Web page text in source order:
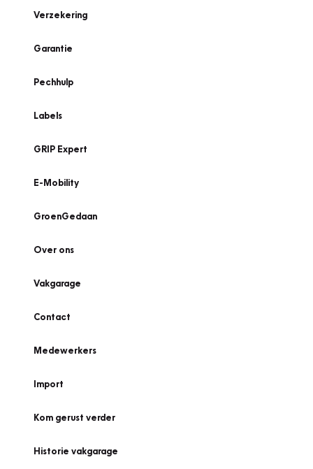
Verzekering
Garantie
Pechhulp
Labels
GRIP Expert
E-Mobility
GroenGedaan
Over ons
Vakgarage
Contact
Medewerkers
Import
Kom gerust verder
Historie vakgarage